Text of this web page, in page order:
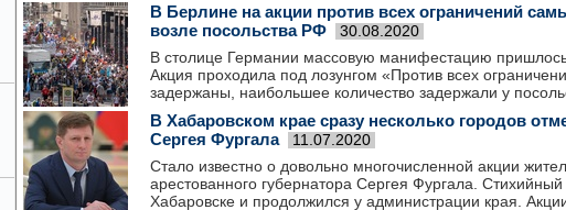
В Берлине на акции против всех ограничений
возле посольства РФ
30.08.2020
В столице Германии массовую манифестацию
Акция проходила под лозунгом «Против всех
задержаны, наибольшее количество задержали у
В Хабаровском крае сразу несколько городов
Сергея Фургала
11.07.2020
Стало известно о довольно многочисленной акции
арестованного губернатора Сергея Фургала.
Хабаровске и продолжился у администрации края.